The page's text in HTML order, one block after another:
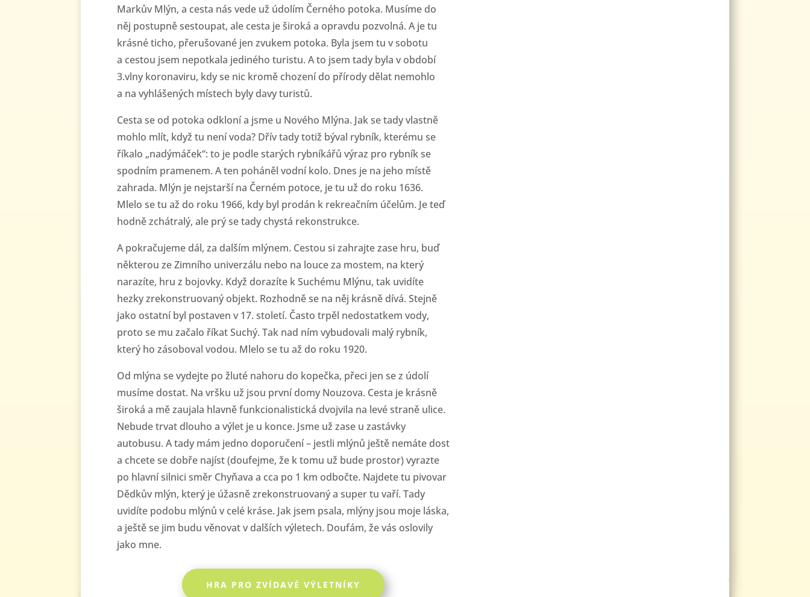
Markův Mlýn, a cesta nás vede už údolím Černého potoka. Musíme do
něj postupně sestoupat, ale cesta je široká a opravdu pozvolná. A je tu
krásné ticho, přerušované jen zvukem potoka. Byla jsem tu v sobotu
a cestou jsem nepotkala jediného turistu. A to jsem tady byla v období
3.vlny koronaviru, kdy se nic kromě chození do přírody dělat nemohlo
a na vyhlášených místech byly davy turistů.
Cesta se od potoka odkloní a jsme u Nového Mlýna. Jak se tady vlastně
mohlo mlít, když tu není voda? Dřív tady totiž býval rybník, kterému se
říkalo „nadýmáček“: to je podle starých rybníkářů výraz pro rybník se
spodním pramenem. A ten poháněl vodní kolo. Dnes je na jeho místě
zahrada. Mlýn je nejstarší na Černém potoce, je tu už do roku 1636.
Mlelo se tu až do roku 1966, kdy byl prodán k rekreačním účelům. Je teď
hodně zchátralý, ale prý se tady chystá rekonstrukce.
A pokračujeme dál, za dalším mlýnem. Cestou si zahrajte zase hru, buď
některou ze Zimního univerzálu nebo na louce za mostem, na který
narazíte, hru z bojovky. Když dorazíte k Suchému Mlýnu, tak uvidíte
hezky zrekonstruovaný objekt. Rozhodně se na něj krásně dívá. Stejně
jako ostatní byl postaven v 17. století. Často trpěl nedostatkem vody,
proto se mu začalo říkat Suchý. Tak nad ním vybudovali malý rybník,
který ho zásoboval vodou. Mlelo se tu až do roku 1920.
Od mlýna se vydejte po žluté nahoru do kopečka, přeci jen se z údolí
musíme dostat. Na vršku už jsou první domy Nouzova. Cesta je krásně
široká a mě zaujala hlavně funkcionalistická dvojvila na levé straně ulice.
Nebude trvat dlouho a výlet je u konce. Jsme už zase u zastávky
autobusu. A tady mám jedno doporučení – jestli mlýnů ještě nemáte dost
a chcete se dobře najíst (doufejme, že k tomu už bude prostor) vyrazte
po hlavní silnici směr Chyňava a cca po 1 km odbočte. Najdete tu pivovar
Dědkův mlýn, který je úžasně zrekonstruovaný a super tu vaří. Tady
uvidíte podobu mlýnů v celé kráse. Jak jsem psala, mlýny jsou moje láska,
a ještě se jim budu věnovat v dalších výletech. Doufám, že vás oslovily
jako mne.
HRA PRO ZVÍDAVÉ VÝLETNÍKY